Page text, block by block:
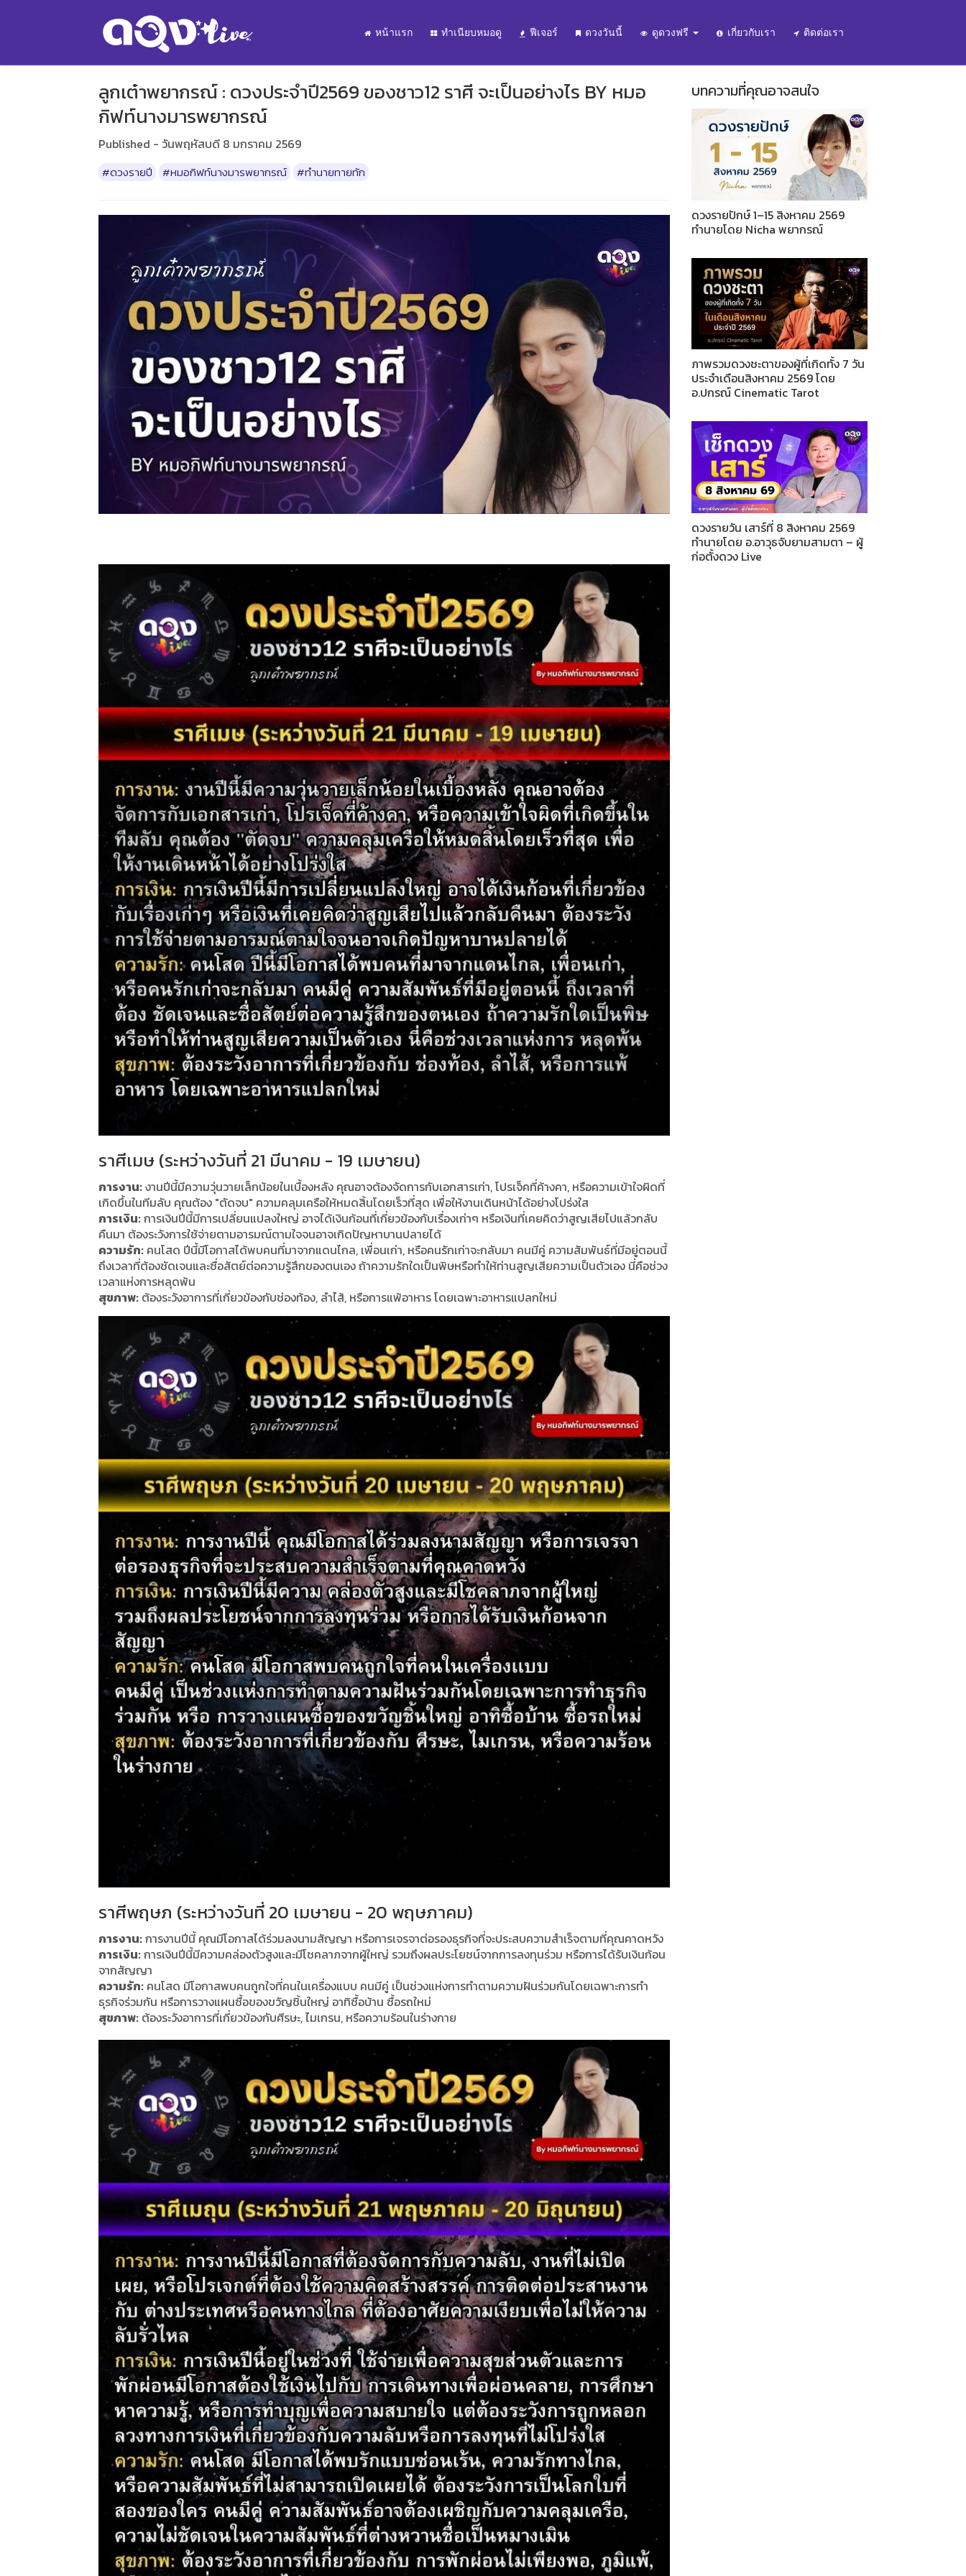
หน้าแรก ทำเนียบหมอดู ฟีเจอร์ ดวงวันนี้ ดูดวงฟรี เกี่ยวกับเรา ติดต่อเรา
ลูกเต๋าพยากรณ์ : ดวงประจำปี2569 ของชาว12 ราศี จะเป็นอย่างไร BY หมอ
กิฟท์นางมารพยากรณ์
Published - วันพฤหัสบดี 8 มกราคม 2569
#ดวงรายปี #หมอกิฟท์นางมารพยากรณ์ #ทำนายทายทัก
ราศีเมษ (ระหว่างวันที่ 21 มีนาคม - 19 เมษายน)
การงาน:งานปีนี้มีความวุ่นวายเล็กน้อยในเบื้องหลัง คุณอาจต้องจัดการกับเอกสารเก่า, โปรเจ็คที่ค้างคา, หรือความเข้าใจผิดที่
เกิดขึ้นในทีมลับ คุณต้อง "ตัดจบ" ความคลุมเครือให้หมดสิ้นโดยเร็วที่สุด เพื่อให้งานเดินหน้าได้อย่างโปร่งใส
การเงิน:การเงินปีนี้มีการเปลี่ยนแปลงใหญ่ อาจได้เงินก้อนที่เกี่ยวข้องกับเรื่องเก่าๆ หรือเงินที่เคยคิดว่าสูญเสียไปแล้วกลับ
คืนมา ต้องระวังการใช้จ่ายตามอารมณ์ตามใจจนอาจเกิดปัญหาบานปลายได้
ความรัก: คนโสด ปีนี้มีโอกาสได้พบคนที่มาจากแดนไกล, เพื่อนเก่า, หรือคนรักเก่าจะกลับมา คนมีคู่ ความสัมพันธ์ที่มีอยู่ตอนนี้
ถึงเวลาที่ต้องชัดเจนและซื่อสัตย์ต่อความรู้สึกของตนเอง ถ้าความรักใดเป็นพิษหรือทำให้ท่านสูญเสียความเป็นตัวเอง นี่คือช่วง
เวลาแห่งการหลุดพ้น
สุขภาพ: ต้องระวังอาการที่เกี่ยวข้องกับช่องท้อง, ลำไส้, หรือการแพ้อาหาร โดยเฉพาะอาหารแปลกใหม่
ราศีพฤษภ (ระหว่างวันที่ 20 เมษายน - 20 พฤษภาคม)
การงาน:การงานปีนี้ คุณมีโอกาสได้ร่วมลงนามสัญญา หรือการเจรจาต่อรองธุรกิจที่จะประสบความสำเร็จตามที่คุณคาดหวัง
การเงิน:การเงินปีนี้มีความคล่องตัวสูงและมีโชคลาภจากผู้ใหญ่ รวมถึงผลประโยชน์จากการลงทุนร่วม หรือการได้รับเงินก้อน
จากสัญญา
ความรัก: คนโสด มีโอกาสพบคนถูกใจที่คนในเครื่องแบบ คนมีคู่ เป็นช่วงแห่งการทำตามความฝันร่วมกันโดยเฉพาะการทำ
ธุรกิจร่วมกัน หรือการวางแผนซื้อของขวัญชิ้นใหญ่ อาทิซื้อบ้าน ซื้อรถใหม่
สุขภาพ: ต้องระวังอาการที่เกี่ยวข้องกับศีรษะ, ไมเกรน, หรือความร้อนในร่างกาย
บทความที่คุณอาจสนใจ
ดวงรายปักษ์ 1–15 สิงหาคม 2569
ทำนายโดย Nicha พยากรณ์
ภาพรวมดวงชะตาของผู้ที่เกิดทั้ง 7 วัน
ประจำเดือนสิงหาคม 2569 โดย
อ.ปกรณ์ Cinematic Tarot
ดวงรายวัน เสาร์ที่ 8 สิงหาคม 2569
ทำนายโดย อ.อาวุธจับยามสามตา – ผู้
ก่อตั้งดวง Live